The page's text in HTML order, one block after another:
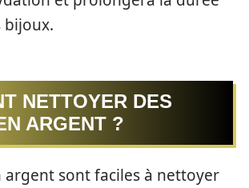
bijoux.
NETTOYER DES
ARGENT ?
argent sont faciles à nettoyer